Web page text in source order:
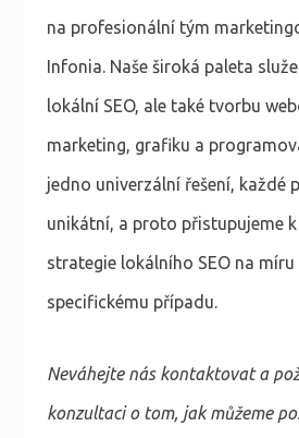
na profesionální tým
Infonia. Naše široká paleta
lokální SEO, ale také tvorbu
marketing, grafiku a
jedno univerzální řešení, každé
unikátní, a proto přistupujeme
strategie lokálního SEO na míru
specifickému případu.
Neváhejte nás kontaktovat a
konzultaci o tom, jak můžeme